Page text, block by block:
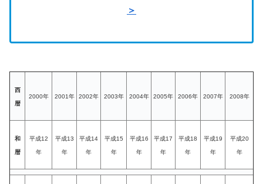
＞
西
暦
2000年 2001年 2002年 2003年 2004年 2005年 2006年 2007年 2008年
和
暦
平成12
年
平成13
年
平成14
年
平成15
年
平成16
年
平成17
年
平成18
年
平成19
年
平成20
年